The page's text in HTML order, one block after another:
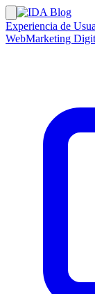
Experiencia de
WebMarketing